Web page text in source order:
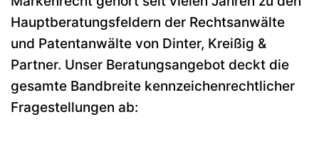
Hauptberatungsfeldern der Rechtsanwälte
und Patentanwälte von Dinter, Kreißig &
Partner. Unser Beratungsangebot deckt die
gesamte Bandbreite kennzeichenrechtlicher
Fragestellungen ab: